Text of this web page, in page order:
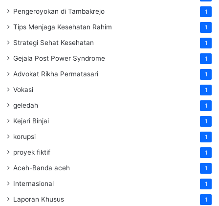
Pengeroyokan di Tambakrejo 1
Tips Menjaga Kesehatan Rahim 1
Strategi Sehat Kesehatan 1
Gejala Post Power Syndrome 1
Advokat Rikha Permatasari 1
Vokasi 1
geledah 1
Kejari Binjai 1
korupsi 1
proyek fiktif 1
Aceh-Banda aceh 1
Internasional 1
Laporan Khusus 1